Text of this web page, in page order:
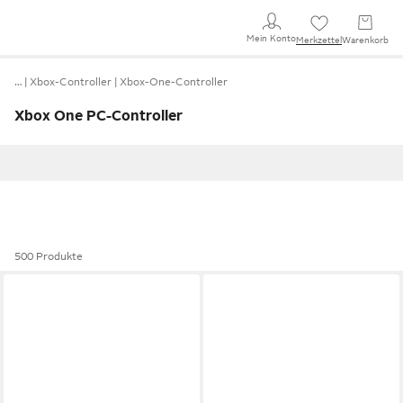
Mein KontoMerkzettel Warenkorb
… Xbox-Controller Xbox-One-Controller
Xbox One PC-Controller
500 Produkte